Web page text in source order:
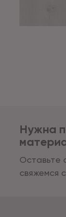
Нужна
Оставьте
свяжемся